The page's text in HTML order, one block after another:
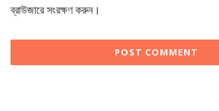
ব্রাউজারে সংরক্ষণ করুন।